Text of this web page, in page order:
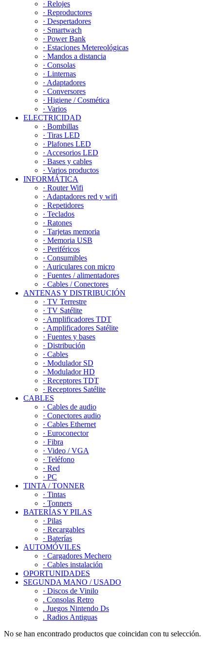
· Relojes
· Reproductores
· Despertadores
· Smartwach
· Power Bank
· Estaciones Metereológicas
· Mandos a distancia
· Consolas
· Linternas
· Adaptadores
· Conversores
· Higiene / Cosmética
· Varios
ELECTRICIDAD
· Bombillas
· Tiras LED
· Plafones LED
· Accesorios LED
· Bases y cables
· Varios productos
INFORMÁTICA
· Router Wifi
· Adaptadores red y wifi
· Repetidores
· Teclados
· Ratones
· Tarjetas memoria
· Memoria USB
· Periféricos
· Consumibles
· Auriculares con micro
· Fuentes / alimentadores
· Cables / Conectores
ANTENAS Y DISTRIBUCIÓN
· TV Terrestre
· TV Satélite
· Amplificadores TDT
· Amplificadores Satélite
· Fuentes y bases
· Distribución
· Cables
· Modulador SD
· Modulador HD
· Receptores TDT
· Receptores Satélite
CABLES
· Cables de audio
· Conectores audio
· Cables Ethernet
· Euroconector
· Fibra
· Video / VGA
· Teléfono
· Red
· PC
TINTA / TONNER
· Tintas
· Tonners
BATERÍAS Y PILAS
· Pilas
· Recargables
· Baterías
AUTOMÓVILES
· Cargadores Mechero
· Cables instalación
OPORTUNIDADES
SEGUNDA MANO / USADO
· Discos de Vinilo
. Consolas Retro
. Juegos Nintendo Ds
. Radios Antiguas
No se han encontrado productos que coincidan con tu selección.